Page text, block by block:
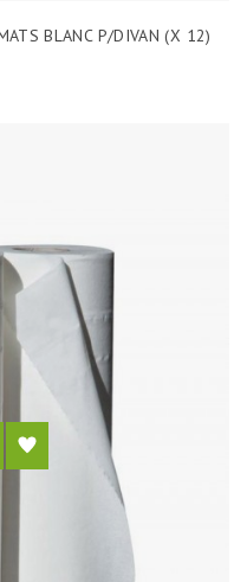
BLANC P/DIVAN (X 12)